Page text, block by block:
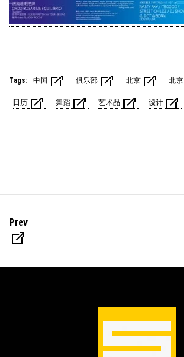
Tags: 中国 俱乐部 北京 北京
日历 舞蹈 艺术品 设计
Prev